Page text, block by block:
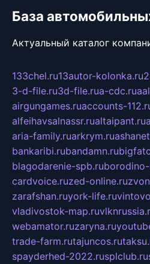
База
Актуальный каталог
133chel.ru13autor-kolonka.ru
3-d-file.ru3d-file.rua-cdc.ru
airgungames.ruaccounts-
alfeihavsalnassr.rualtaipant.ru
aria-family.ruarkrym.ru
bankaribi.rubandamn.ru
blagodarenie-spb.ru
cardvoice.ruzed-online.ru
zarafshan.ruyork-life.ru
vladivostok-map.ru
webamator.ruzaryna.ru
trade-farm.rutajuncos.ru
spayderhed-2022.rusplclub.ru